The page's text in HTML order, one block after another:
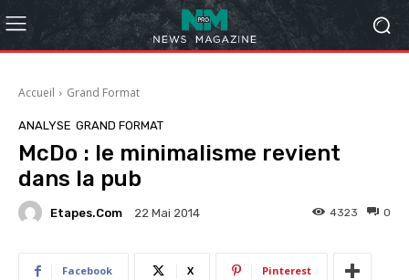
Accueil Grand Format
ANALYSE GRAND FORMAT
McDo : le minimalisme revient
dans la pub
Etapes.com 22 Mai 2014 0
4323
Facebook X Pinterest